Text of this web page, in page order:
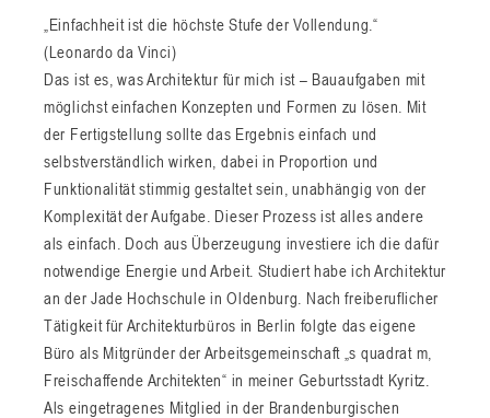
„Einfachheit ist die höchste Stufe der Vollendung.“
(Leonardo da Vinci)
Das ist es, was Architektur für mich ist – Bauaufgaben mit
möglichst einfachen Konzepten und Formen zu lösen. Mit
der Fertigstellung sollte das Ergebnis einfach und
selbstverständlich wirken, dabei in Proportion und
Funktionalität stimmig gestaltet sein, unabhängig von der
Komplexität der Aufgabe. Dieser Prozess ist alles andere
als einfach. Doch aus Überzeugung investiere ich die dafür
notwendige Energie und Arbeit. Studiert habe ich Architektur
an der Jade Hochschule in Oldenburg. Nach freiberuflicher
Tätigkeit für Architekturbüros in Berlin folgte das eigene
Büro als Mitgründer der Arbeitsgemeinschaft „s quadrat m,
Freischaffende Architekten“ in meiner Geburtsstadt Kyritz.
Als eingetragenes Mitglied in der Brandenburgischen